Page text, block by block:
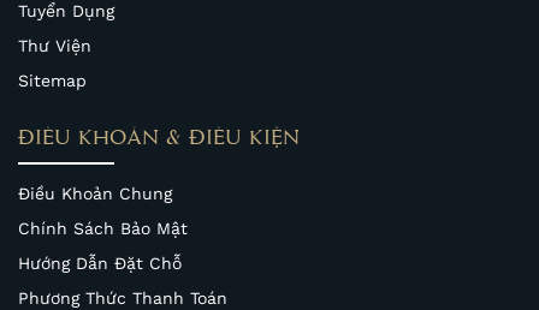
Tuyển Dụng
Thư Viện
Sitemap
ĐIỀU KHOẢN & ĐIỀU KIỆN
Điều Khoản Chung
Chính Sách Bảo Mật
Hướng Dẫn Đặt Chỗ
Phương Thức Thanh Toán